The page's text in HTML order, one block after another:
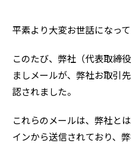
平素より大変お世話になって
このたび、弊社（代表取締
ましメールが、弊社お取引
認されました。
これらのメールは、弊社と
インから送信されており、